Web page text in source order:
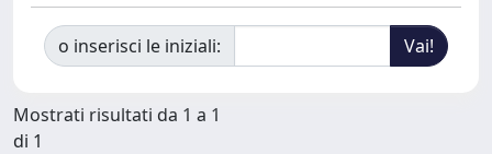
o inserisci le iniziali:
Mostrati risultati da 1 a 1
di 1